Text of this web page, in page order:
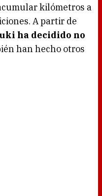
kilómetros a
A partir de
ha decidido no
han hecho otros